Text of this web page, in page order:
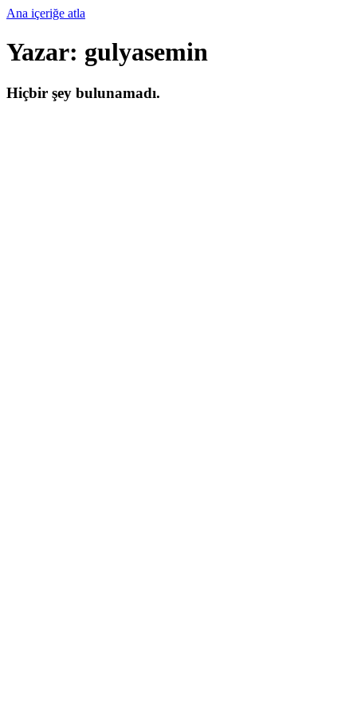
Ana içeriğe atla
Yazar: gulyasemin
Hiçbir şey bulunamadı.